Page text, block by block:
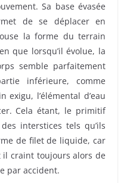
Sa base évasée
de se déplacer en
la forme du terrain
que lorsqu’il évolue, la
semble parfaitement
inférieure, comme
exigu, l’élémental d’eau
Cela étant, le primitif
interstices tels qu’ils
de filet de liquide, car
craint toujours alors de
par accident.